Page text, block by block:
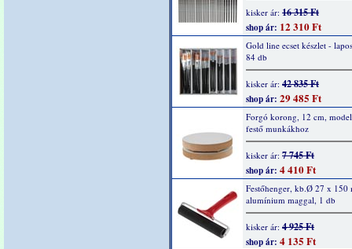
kisker ár: 16 315 Ft
shop ár: 12 310 Ft
Gold line ecset készlet -
84 db
kisker ár: 42 835 Ft
shop ár: 29 485 Ft
Forgó korong, 12 cm,
festő munkákhoz
kisker ár: 7 745 Ft
shop ár: 4 410 Ft
Festőhenger, kb.Ø 27 x 150
alumínium maggal, 1 db
kisker ár: 4 925 Ft
shop ár: 4 135 Ft